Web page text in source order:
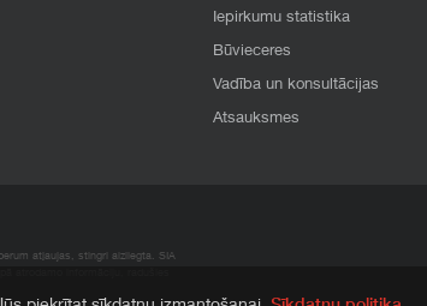
Iepirkumu statistika
Būvieceres
Vadība un konsultācijas
Atsauksmes
atļaujas, stingri aizliegta. SIA